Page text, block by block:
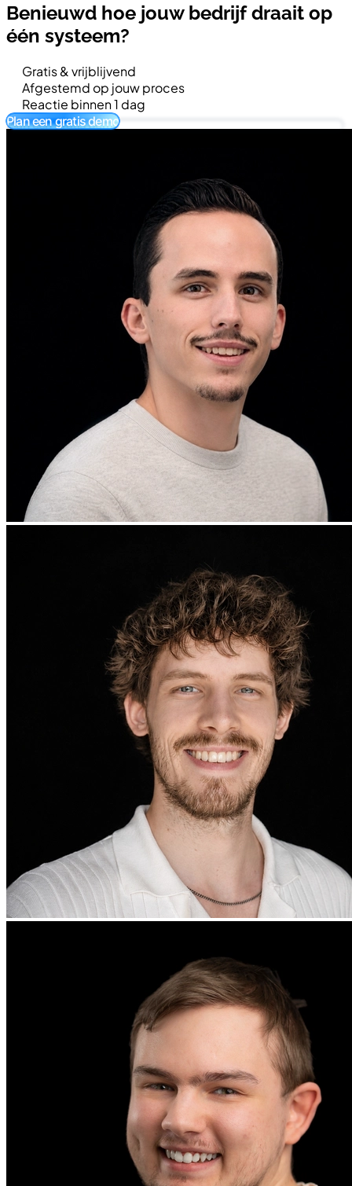
Benieuwd hoe jouw bedrijf draait op
één systeem?
Gratis & vrijblijvend
Afgestemd op jouw proces
Reactie binnen 1 dag
Plan een gratis demo